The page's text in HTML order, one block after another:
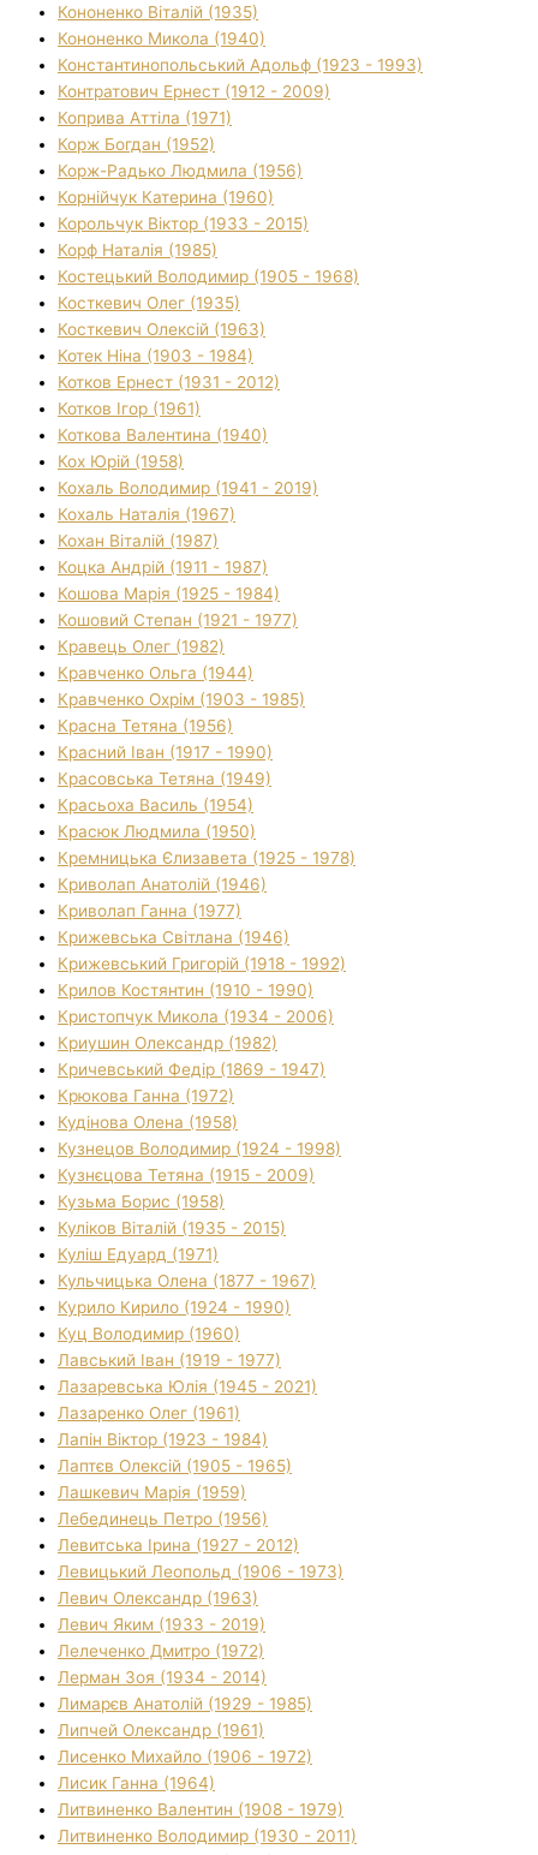
Кононенко Віталій (1935)
Кононенко Микола (1940)
Константинопольський Адольф (1923 - 1993)
Контратович Ернест (1912 - 2009)
Коприва Аттіла (1971)
Корж Богдан (1952)
Корж-Радько Людмила (1956)
Корнійчук Катерина (1960)
Корольчук Віктор (1933 - 2015)
Корф Наталія (1985)
Костецький Володимир (1905 - 1968)
Косткевич Олег (1935)
Косткевич Олексій (1963)
Котек Ніна (1903 - 1984)
Котков Ернест (1931 - 2012)
Котков Ігор (1961)
Коткова Валентина (1940)
Кох Юрій (1958)
Кохаль Володимир (1941 - 2019)
Кохаль Наталія (1967)
Кохан Віталій (1987)
Коцка Андрій (1911 - 1987)
Кошова Марія (1925 - 1984)
Кошовий Степан (1921 - 1977)
Кравець Олег (1982)
Кравченко Ольга (1944)
Кравченко Охрім (1903 - 1985)
Красна Тетяна (1956)
Красний Іван (1917 - 1990)
Красовська Тетяна (1949)
Красьоха Василь (1954)
Красюк Людмила (1950)
Кремницька Єлизавета (1925 - 1978)
Криволап Анатолій (1946)
Криволап Ганна (1977)
Крижевська Світлана (1946)
Крижевський Григорій (1918 - 1992)
Крилов Костянтин (1910 - 1990)
Кристопчук Микола (1934 - 2006)
Криушин Олександр (1982)
Кричевський Федір (1869 - 1947)
Крюкова Ганна (1972)
Кудінова Олена (1958)
Кузнецов Володимир (1924 - 1998)
Кузнєцова Тетяна (1915 - 2009)
Кузьма Борис (1958)
Куліков Віталій (1935 - 2015)
Куліш Едуард (1971)
Кульчицька Олена (1877 - 1967)
Курило Кирило (1924 - 1990)
Куц Володимир (1960)
Лавський Іван (1919 - 1977)
Лазаревська Юлія (1945 - 2021)
Лазаренко Олег (1961)
Лапін Віктор (1923 - 1984)
Лаптєв Олексій (1905 - 1965)
Лашкевич Марія (1959)
Лебединець Петро (1956)
Левитська Ірина (1927 - 2012)
Левицький Леопольд (1906 - 1973)
Левич Олександр (1963)
Левич Яким (1933 - 2019)
Лелеченко Дмитро (1972)
Лерман Зоя (1934 - 2014)
Лимарєв Анатолій (1929 - 1985)
Липчей Олександр (1961)
Лисенко Михайло (1906 - 1972)
Лисик Ганна (1964)
Литвиненко Валентин (1908 - 1979)
Литвиненко Володимир (1930 - 2011)